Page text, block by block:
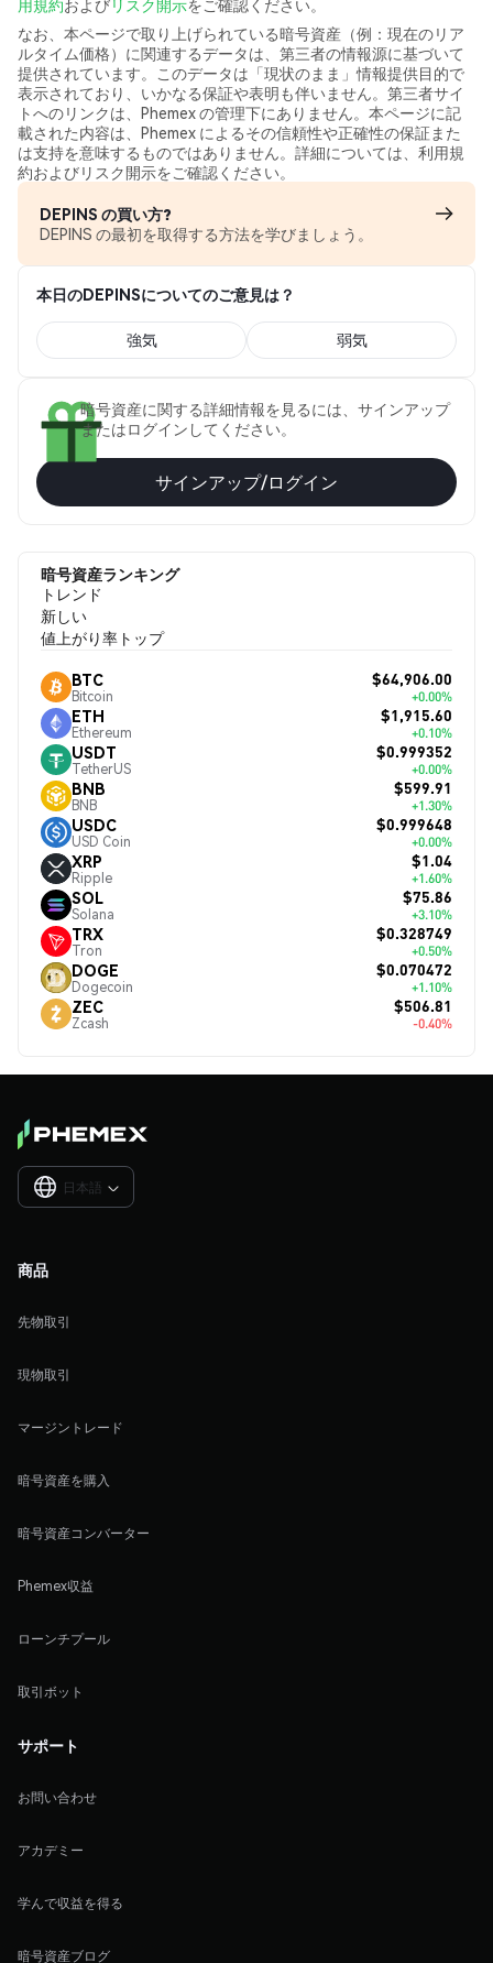
用規約およびリスク開示をご確認ください。
なお、本ページで取り上げられている暗号資産（例：現在のリア
ルタイム価格）に関連するデータは、第三者の情報源に基づいて
提供されています。このデータは「現状のまま」情報提供目的で
表示されており、いかなる保証や表明も伴いません。第三者サイ
トへのリンクは、Phemex の管理下にありません。本ページに記
載された内容は、Phemex によるその信頼性や正確性の保証また
は支持を意味するものではありません。詳細については、利用規
約およびリスク開示をご確認ください。
DEPINS の買い方?
DEPINS の最初を取得する方法を学びましょう。
本日のDEPINSについてのご意見は？
強気 弱気
暗号資産に関する詳細情報を見るには、サインアップ
またはログインしてください。
サインアップ/ログイン
暗号資産ランキング
トレンド
新しい
値上がり率トップ
BTC
Bitcoin
$64,906.00
+0.00%
ETH
Ethereum
$1,915.60
+0.10%
USDT
TetherUS
$0.999352
+0.00%
BNB
BNB
$599.91
+1.30%
USDC
USD Coin
$0.999648
+0.00%
XRP
Ripple
$1.04
+1.60%
SOL
Solana
$75.86
+3.10%
TRX
Tron
$0.328749
+0.50%
DOGE
Dogecoin
$0.070472
+1.10%
ZEC
Zcash
$506.81
-0.40%
日本語 
商品
先物取引
現物取引
マージントレード
暗号資産を購入
暗号資産コンバーター
Phemex収益
ローンチプール
取引ボット
サポート
お問い合わせ
アカデミー
学んで収益を得る
暗号資産ブログ